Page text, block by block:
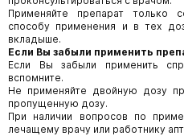
Применяйте препарат только
способу применения и в тех
вкладыше.
Если Вы забыли применить
Если Вы забыли применить
вспомните.
Не применяйте двойную дозу
пропущенную дозу.
При наличии вопросов по
лечащему врачу или работнику